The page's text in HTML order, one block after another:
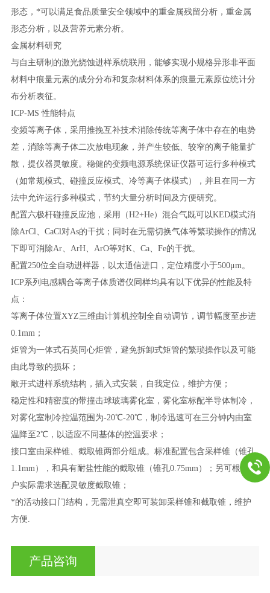
形态，*可以满足食品质量安全领域中的重金属残留分析，重金属
形态分析，以及营养元素分析。
金属材料研究
与自主研制的激光烧蚀进样系统联用，能够实现小规格异形非平面
材料中痕量元素的成分分布和复杂材料体系的痕量元素原位统计分
布分析表征。
ICP-MS 性能特点
变频等离子体，采用推挽互补技术消除传统等离子体中存在的电势
差，消除等离子体二次放电现象，并产生较低、较窄的离子能量扩
散，提仪器灵敏度。稳健的变频电源系统保证仪器可运行多种模式
（如常规模式、碰撞反应模式、冷等离子体模式），并且在同一方
法中允许运行多种模式，节约大量分析时间及方便研究。
配置六极杆碰撞反应池，采用（H2+He）混合气既可以KED模式消
除ArCl、CaCl对As的干扰；同时在无需切换气体等繁琐操作的情况
下即可消除Ar、ArH、ArO等对K、Ca、Fe的干扰。
配置250位全自动进样器，以太通信进口，定位精度小于500μm。
ICP系列电感耦合等离子体质谱仪同样均具有以下优异的性能及特
点：
等离子体位置XYZ三维由计算机控制全自动调节，调节幅度至步进
0.1mm；
炬管为一体式石英同心炬管，避免拆卸式矩管的繁琐操作以及可能
由此导致的损坏；
敞开式进样系统结构，插入式安装，自我定位，维护方便；
稳定性和精密度的带撞击球玻璃雾化室，雾化室标配半导体制冷，
对雾化室制冷控温范围为-20℃-20℃，制冷迅速可在三分钟内由室
温降至2℃，以适应不同基体的控温要求；
接口室由采样锥、截取锥两部分组成。标准配置包含采样锥（锥孔
1.1mm），和具有耐盐性能的截取锥（锥孔0.75mm）；另可根据用
户实际需求选配灵敏度截取锥；
*的活动接口门结构，无需泄真空即可装卸采样锥和截取锥，维护
方便.
产品咨询